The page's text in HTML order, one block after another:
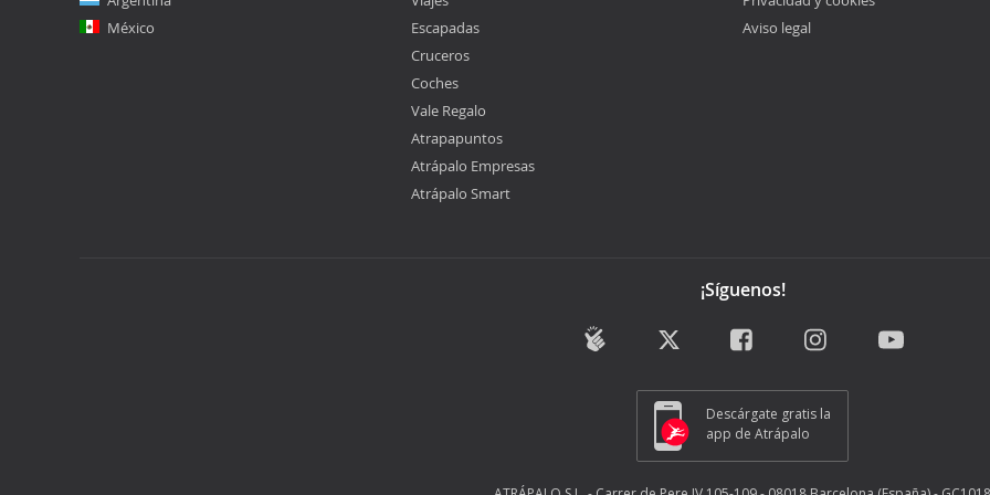
México
Escapadas
Cruceros
Coches
Vale Regalo
Atrapapuntos
Atrápalo Empresas
Atrápalo Smart
Aviso legal
¡Síguenos!
Descárgate gratis la
app de Atrápalo